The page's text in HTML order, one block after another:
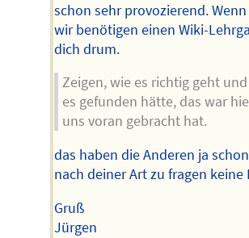
schon sehr provozierend.
wir benötigen einen Wiki-
dich drum.
Zeigen, wie es richtig geht
es gefunden hätte, das war
uns voran gebracht hat.
das haben die Anderen ja
nach deiner Art zu fragen keine
Gruß
Jürgen